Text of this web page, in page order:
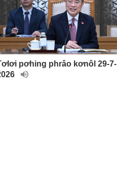
pơhing phrâo kơnôl 29-7-